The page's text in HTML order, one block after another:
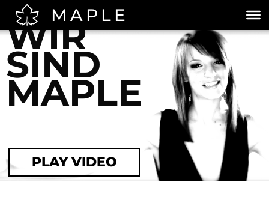
MAPLE
WIR
SIND
MAPLE
PLAY VIDEO